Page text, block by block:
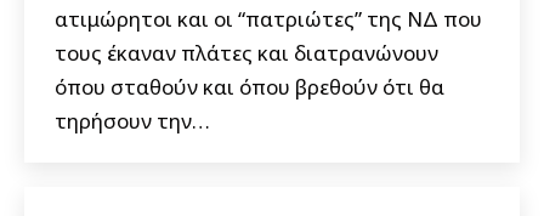
ατιμώρητοι και οι “πατριώτες” της ΝΔ που
τους έκαναν πλάτες και διατρανώνουν
όπου σταθούν και όπου βρεθούν ότι θα
τηρήσουν την…